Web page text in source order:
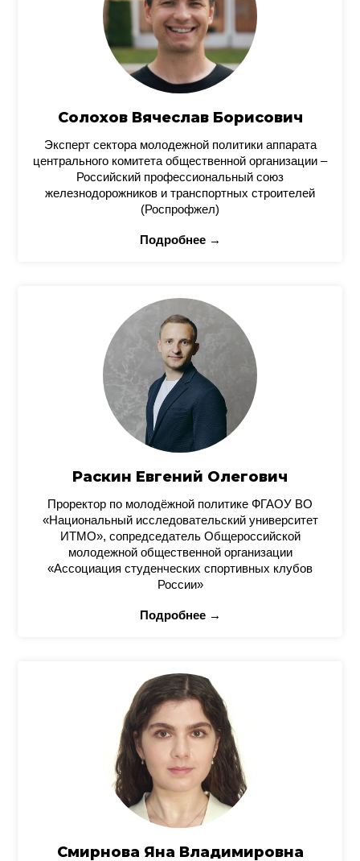
Солохов Вячеслав Борисович
Эксперт сектора молодежной политики аппарата
центрального комитета общественной организации –
Российский профессиональный союз
железнодорожников и транспортных строителей
(Роспрофжел)
Подробнее →
Раскин Евгений Олегович
Проректор по молодёжной политике ФГАОУ ВО
«Национальный исследовательский университет
ИТМО», сопредседатель Общероссийской
молодежной общественной организации
«Ассоциация студенческих спортивных клубов
России»
Подробнее →
Смирнова Яна Владимировна